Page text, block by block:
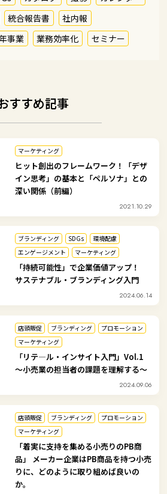
統合報告書
社内報
事業 業務効率化 セミナー
すすめ記事
マーケティング
ヒット創出のフレームワーク！「デザ
イン思考」の基本と「ペルソナ」との
深い関係（前編）
2021.10.29
ブランディング SDGs
環境配慮
エンゲージメント
マーケティング
「持続可能性」で企業価値アップ！
サステナブル・ブランディング入門
2024.06.14
店頭販促 ブランディング
プロモーション
マーケティング
「リテ―ル・インサイト入門」Vol.1
～小売業の担当者の課題を理解する～
2024.09.06
店頭販促 ブランディング
プロモーション
マーケティング
「着実に支持を集める小売りのPB商
品」 メーカー企業はPB商品を持つ小売
りに、どのように取り組めば良いの
か。